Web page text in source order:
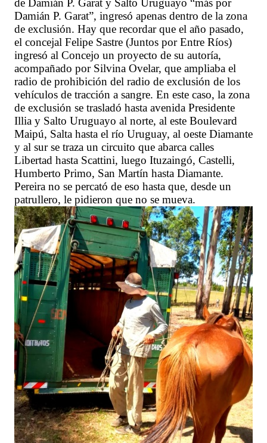
de Damián P. Garat y Salto Uruguayo “más por
Damián P. Garat”, ingresó apenas dentro de la zona
de exclusión. Hay que recordar que el año pasado,
el concejal Felipe Sastre (Juntos por Entre Ríos)
ingresó al Concejo un proyecto de su autoría,
acompañado por Silvina Ovelar, que ampliaba el
radio de prohibición del radio de exclusión de los
vehículos de tracción a sangre. En este caso, la zona
de exclusión se trasladó hasta avenida Presidente
Illia y Salto Uruguayo al norte, al este Boulevard
Maipú, Salta hasta el río Uruguay, al oeste Diamante
y al sur se traza un circuito que abarca calles
Libertad hasta Scattini, luego Ituzaingó, Castelli,
Humberto Primo, San Martín hasta Diamante.
Pereira no se percató de eso hasta que, desde un
patrullero, le pidieron que no se mueva.